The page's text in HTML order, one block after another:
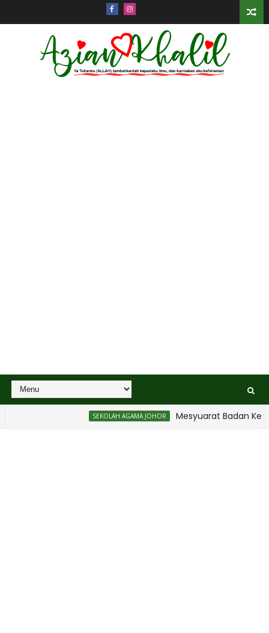
SEKOLAH AGAMA JOHOR Mesyuarat Badan